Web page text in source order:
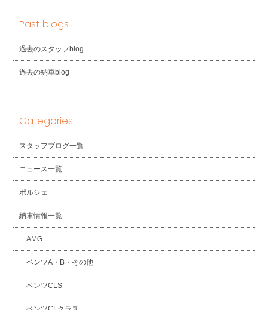
Past blogs
過去のスタッフblog
過去の納車blog
Categories
スタッフブログ一覧
ニュース一覧
ポルシェ
納車情報一覧
AMG
ベンツA・B・その他
ベンツCLS